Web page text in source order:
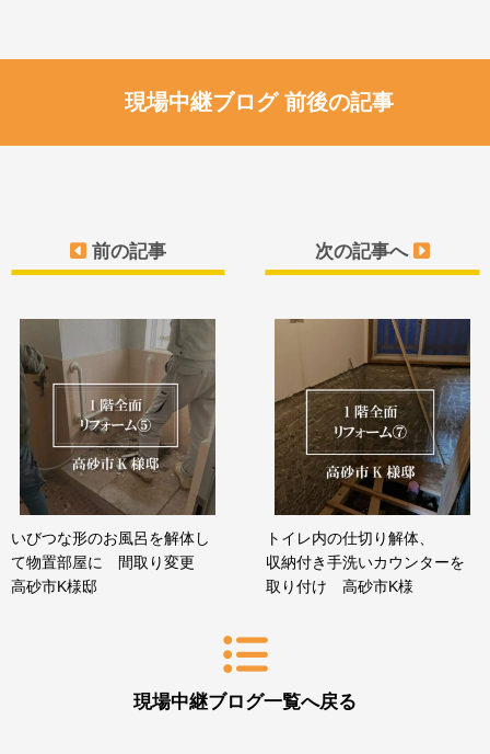
現場中継ブログ 前後の記事
前の記事
いびつな形のお風呂を解体し
て物置部屋に 間取り変更
高砂市K様邸
現場中継ブログ一覧へ戻る
次の記事へ
トイレ内の仕切り解体、
収納付き手洗いカウンターを
取り付け 高砂市K様